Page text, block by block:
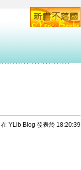
在 YLib Blog 發表於 18:20:39